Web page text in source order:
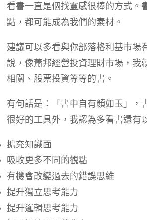
看書一直是個找靈感很棒的方式。
點，都可能成為我們的素材。
建議可以多看與你部落格利基市場
說，像蕭邦經營投資理財市場，我
相關、股票投資等等的書。
有句話是：「書中自有顏如玉」，
很好的工具外，我認為多看書還有
擴充知識面
吸收更多不同的觀點
有機會改變過去的錯誤思維
提升獨立思考能力
提升邏輯思考能力